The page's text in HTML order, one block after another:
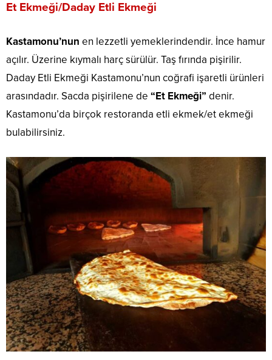
Et Ekmeği/Daday Etli Ekmeği
Kastamonu’nun en lezzetli yemeklerindendir. İnce hamur
açılır. Üzerine kıymalı harç sürülür. Taş fırında pişirilir.
Daday Etli Ekmeği Kastamonu’nun coğrafi işaretli ürünleri
arasındadır. Sacda pişirilene de “Et Ekmeği” denir.
Kastamonu’da birçok restoranda etli ekmek/et ekmeği
bulabilirsiniz.